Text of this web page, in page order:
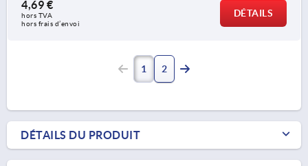
4,69 €
hors TVA
hors frais d’envoi
DÉTAILS
1 2
DÉTAILS DU PRODUIT